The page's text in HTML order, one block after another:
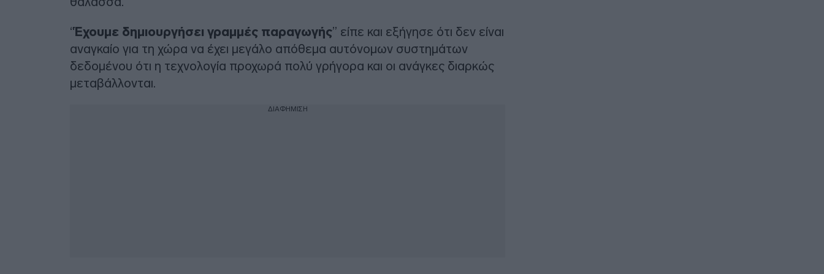
“Έχουμε δημιουργήσει γραμμές παραγωγής” είπε και εξήγησε ότι δεν είναι
αναγκαίο για τη χώρα να έχει μεγάλο απόθεμα αυτόνομων συστημάτων
δεδομένου ότι η τεχνολογία προχωρά πολύ γρήγορα και οι ανάγκες διαρκώς
μεταβάλλονται.
ΔΙΑΦΗΜΙΣΗ